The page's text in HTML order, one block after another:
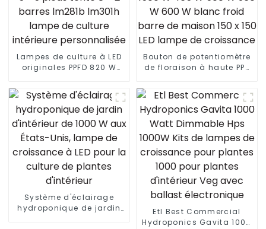
Lampes de culture à LED
originales PPFD 820 W
* 5 pieds tente 8 + 2
barres lm281b lm301h
lampe de culture
intérieure personnalisée
Bouton de potentiomètre
de floraison à haute PPF
barre de maison 150 x
150 LED lampe de
croissance
Système d'éclairage
hydroponique de jardin
Etl Best Commercial
Hydroponics Gavita 1000